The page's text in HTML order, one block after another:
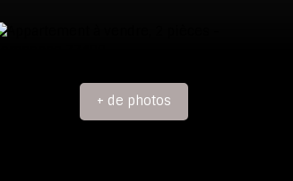
+ de photos